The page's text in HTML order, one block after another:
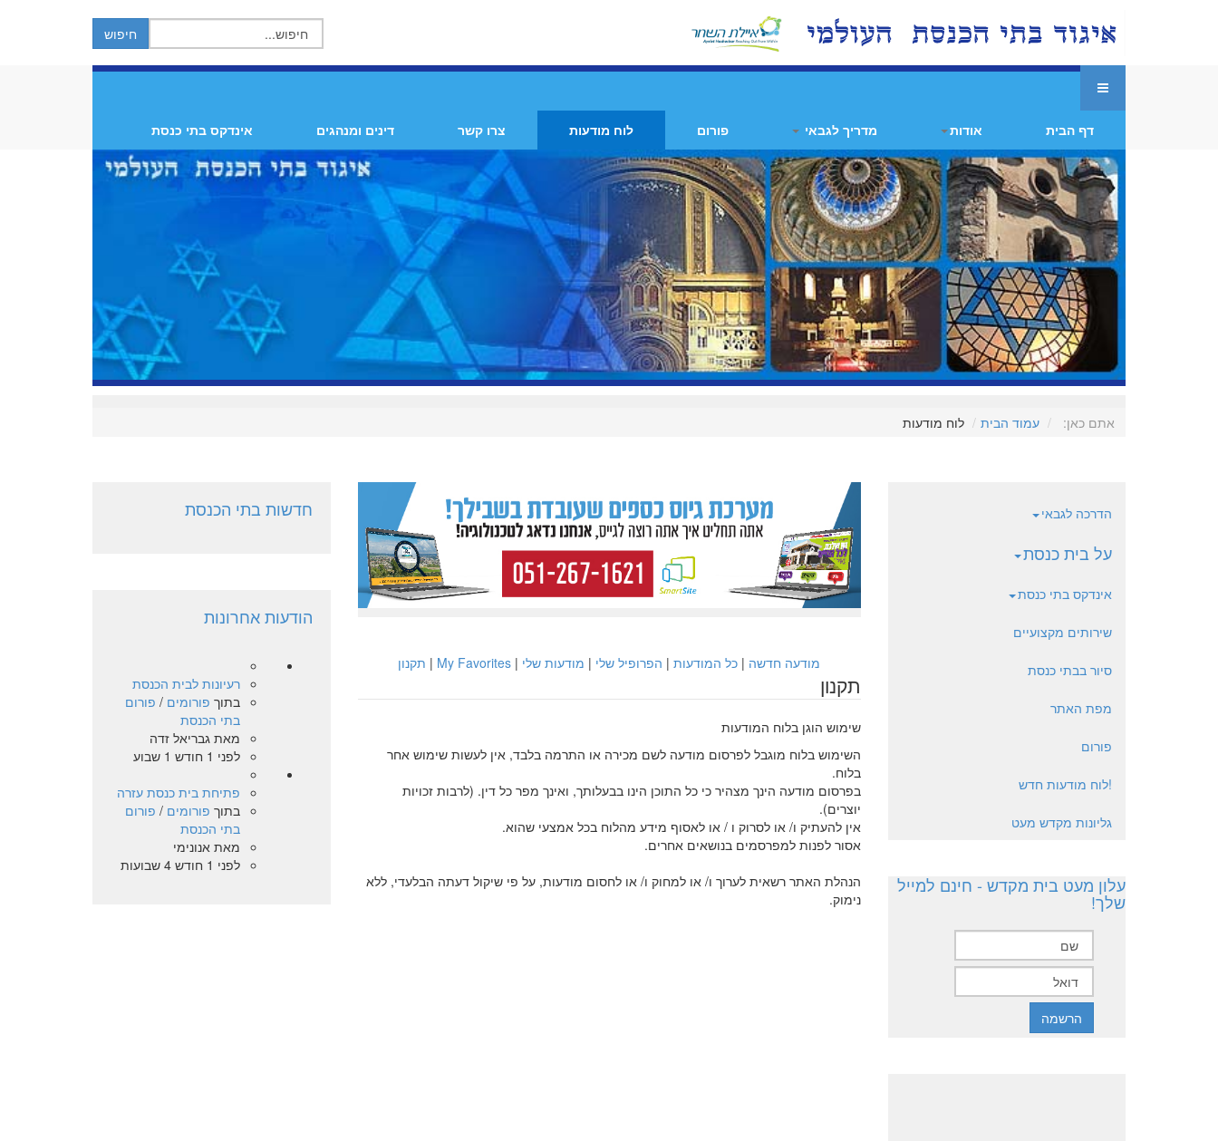
דף הבית אודות מדריך לגבאי פורום לוח מודעות צרו קשר דינים ומנהגים אינדקס בתי כנסת
אתם כאן: עמוד הבית לוח מודעות
מודעה חדשה | כל המודעות | הפרופיל שלי | מודעות שלי |
My Favorites
| תקנון
תקנון
שימוש הוגן בלוח המודעות
השימוש בלוח מוגבל לפרסום מודעה לשם מכירה או התרמה בלבד, אין לעשות שימוש אחר
בלוח.
בפרסום מודעה הינך מצהיר כי כל התוכן הינו בבעלותך, ואינך מפר כל דין. (לרבות זכויות
יוצרים).
אין להעתיק ו/ או לסרוק ו / או לאסוף מידע מהלוח בכל אמצעי שהוא.
אסור לפנות למפרסמים בנושאים אחרים.
הנהלת האתר רשאית לערוך ו/ או למחוק ו/ או לחסום מודעות, על פי שיקול דעתה הבלעדי, ללא
נימוק.
הדרכה לגבאי
על בית כנסת
אינדקס בתי כנסת
שירותים מקצועיים
סיור בבתי כנסת
מפת האתר
פורום
!לוח מודעות חדש
גליונות מקדש מעט
עלון מעט בית מקדש - חינם למייל
שלך!
חדשות בתי הכנסת
הודעות אחרונות
רעיונות לבית הכנסת
בתוך פורומים / פורום
בתי הכנסת
מאתגבריאל זדה
לפני 1 חודש 1 שבוע
פתיחת בית כנסת עזרה
בתוך פורומים / פורום
בתי הכנסת
מאתאנונימי
לפני 1 חודש 4 שבועות